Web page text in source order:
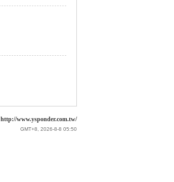
http://www.ysponder.com.tw/
GMT+8, 2026-8-8 05:50